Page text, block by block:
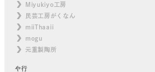
Miyukiyo工房
民芸工房がくなん
miiThaaii
mogu
元重製陶所
や行